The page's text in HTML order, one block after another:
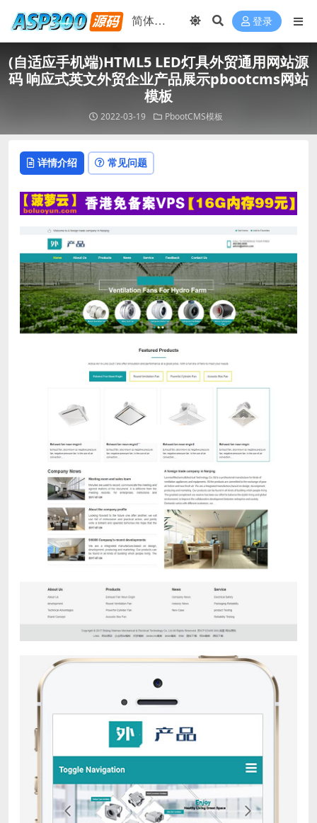
登录
(自适应手机端)HTML5 LED灯具外贸通用网站源
码 响应式英文外贸企业产品展示pbootcms网站
模板
2022-03-19 PbootCMS模板
详情介绍 常见问题